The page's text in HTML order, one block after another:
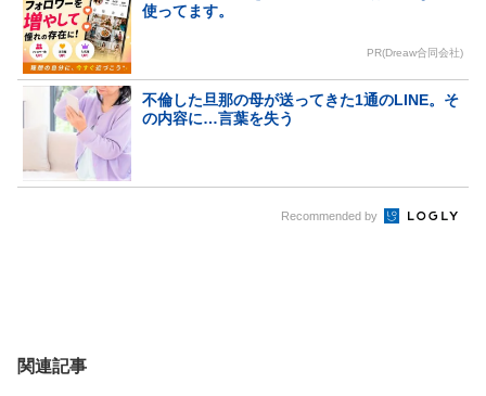
使ってます。
PR(Dreaw合同会社)
不倫した旦那の母が送ってきた1通のLINE。そ
の内容に…言葉を失う
Recommended by
関連記事